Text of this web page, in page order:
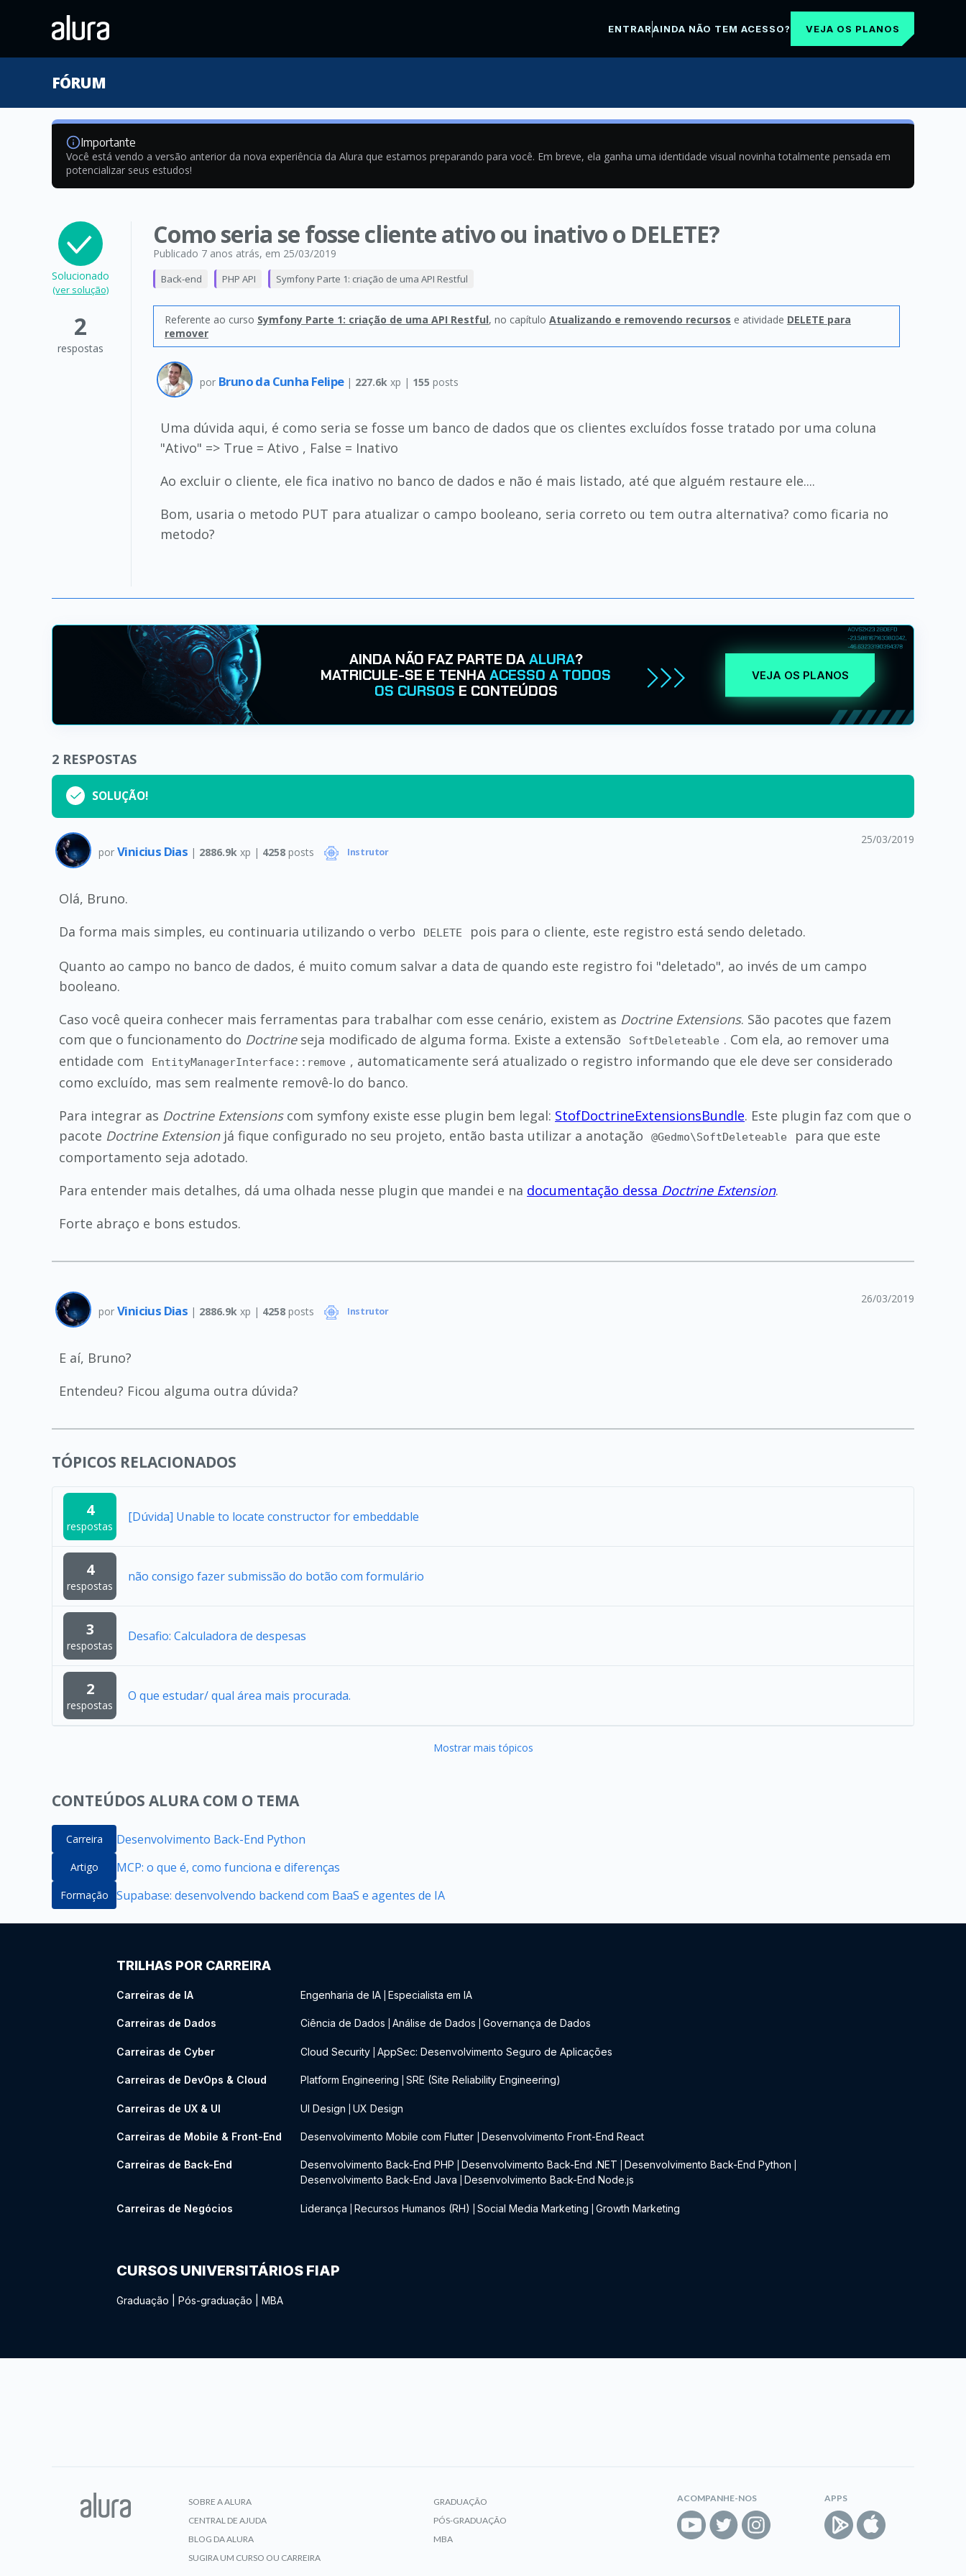
ENTRARAINDA NÃO TEM ACESSO? VEJA OS PLANOS
FÓRUM
Importante
Você está vendo a versão anterior da nova experiência da Alura que estamos preparando para você. Em breve, ela ganha uma identidade visual novinha totalmente pensada em
potencializar seus estudos!
Solucionado
(ver solução)
2
respostas
Como seria se fosse cliente ativo ou inativo o DELETE?
Publicado 7 anos atrás, em 25/03/2019
Back-end PHP API Symfony Parte 1: criação de uma API Restful
Referente ao curso Symfony Parte 1: criação de uma API Restful, no capítulo Atualizando e removendo recursos e atividade DELETE para
remover
por Bruno da Cunha Felipe | 227.6k xp | 155 posts
Uma dúvida aqui, é como seria se fosse um banco de dados que os clientes excluídos fosse tratado por uma coluna
"Ativo" => True = Ativo , False = Inativo
Ao excluir o cliente, ele fica inativo no banco de dados e não é mais listado, até que alguém restaure ele....
Bom, usaria o metodo PUT para atualizar o campo booleano, seria correto ou tem outra alternativa? como ficaria no
metodo?
AINDA NÃO FAZ PARTE DAALURA?
MATRICULE-SE E TENHAACESSO A TODOS
OS CURSOS E CONTEÚDOS
VEJA OS PLANOS
2 RESPOSTAS
SOLUÇÃO!
por Vinicius Dias | 2886.9k xp | 4258posts Instrutor
25/03/2019
Olá, Bruno.
Da forma mais simples, eu continuaria utilizando o verbo
DELETE
pois para o cliente, este registro está sendo deletado.
Quanto ao campo no banco de dados, é muito comum salvar a data de quando este registro foi "deletado", ao invés de um campo
booleano.
Caso você queira conhecer mais ferramentas para trabalhar com esse cenário, existem as Doctrine Extensions. São pacotes que fazem
com que o funcionamento do Doctrineseja modificado de alguma forma. Existe a extensão SoftDeleteable . Com ela, ao remover uma
entidade com
EntityManagerInterface::remove , automaticamente será atualizado o registro informando que ele deve ser considerado
como excluído, mas sem realmente removê-lo do banco.
Para integrar as Doctrine Extensionscom symfony existe esse plugin bem legal: StofDoctrineExtensionsBundle. Este plugin faz com que o
pacote Doctrine Extensionjá fique configurado no seu projeto, então basta utilizar a anotação @Gedmo\SoftDeleteable
para que este
comportamento seja adotado.
Para entender mais detalhes, dá uma olhada nesse plugin que mandei e na documentação dessa Doctrine Extension.
Forte abraço e bons estudos.
por Vinicius Dias | 2886.9k xp | 4258posts Instrutor
26/03/2019
E aí, Bruno?
Entendeu? Ficou alguma outra dúvida?
TÓPICOS RELACIONADOS
4
respostas
[Dúvida] Unable to locate constructor for embeddable
4
respostas
não consigo fazer submissão do botão com formulário
3
respostas
Desafio: Calculadora de despesas
2
respostas
O que estudar/ qual área mais procurada.
Mostrar mais tópicos
CONTEÚDOS ALURA COM O TEMA
Carreira Desenvolvimento Back-End Python
Artigo MCP: o que é, como funciona e diferenças
Formação Supabase: desenvolvendo backend com BaaS e agentes de IA
TRILHAS POR CARREIRA
Carreiras de IA Engenharia de IA Especialista em IA
Carreiras de Dados Ciência de Dados Análise de Dados Governança de Dados
Carreiras de Cyber Cloud Security AppSec: Desenvolvimento Seguro de Aplicações
Carreiras de DevOps & Cloud Platform Engineering SRE (Site Reliability Engineering)
Carreiras de UX & UI UI Design UX Design
Carreiras de Mobile & Front-End Desenvolvimento Mobile com Flutter Desenvolvimento Front-End React
Carreiras de Back-End Desenvolvimento Back-End PHP Desenvolvimento Back-End .NET Desenvolvimento Back-End Python
Desenvolvimento Back-End Java Desenvolvimento Back-End Node.js
Carreiras de Negócios Liderança Recursos Humanos (RH) Social Media Marketing Growth Marketing
CURSOS UNIVERSITÁRIOS FIAP
Graduação Pós-graduação MBA
SOBRE A ALURA
CENTRAL DE AJUDA
BLOG DA ALURA
SUGIRA UM CURSO OU CARREIRA
GRADUAÇÃO
PÓS-GRADUAÇÃO
MBA
ACOMPANHE-NOS APPS